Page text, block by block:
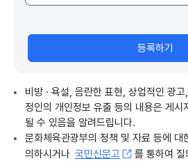
등록하기
비방 · 욕설, 음란한 표현, 상업적인 광
정인의 개인정보 유출 등의 내용은 게시
될 수 있음을 알려드립니다.
문화체육관광부의 정책 및 자료 등에 대
의하시거나 국민신문고 를 통하여 질